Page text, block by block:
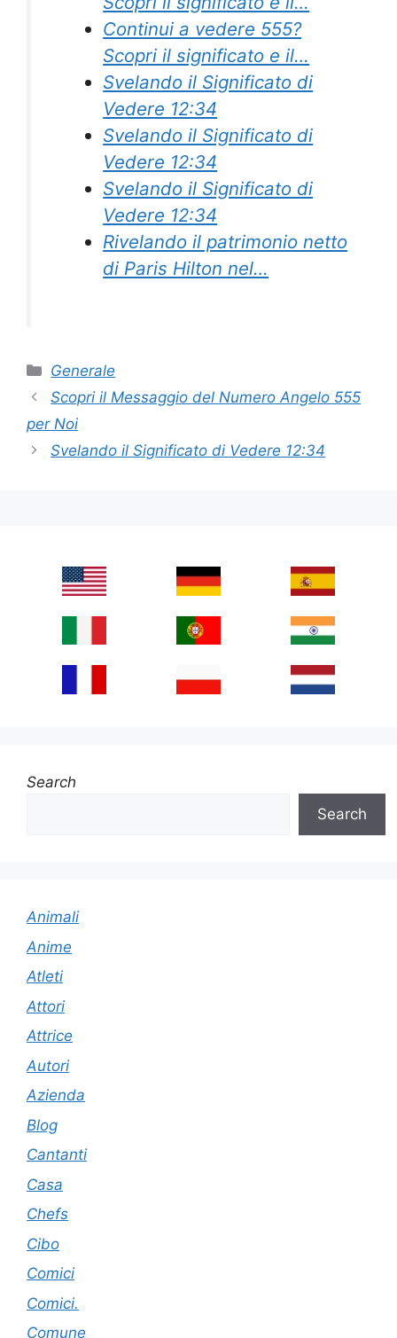
Continui a vedere 555?
Scopri il significato e il…
Svelando il Significato di
Vedere 12:34
Svelando il Significato di
Vedere 12:34
Svelando il Significato di
Vedere 12:34
Rivelando il patrimonio netto
di Paris Hilton nel…
Categories
Generale
Scopri il Messaggio del Numero Angelo 555
per Noi
Svelando il Significato di Vedere 12:34
Search
Search
Animali
Anime
Atleti
Attori
Attrice
Autori
Azienda
Blog
Cantanti
Casa
Chefs
Cibo
Comici
Comici.
Comune